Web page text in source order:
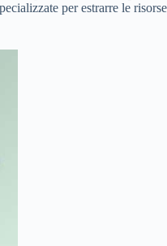
per estrarre le